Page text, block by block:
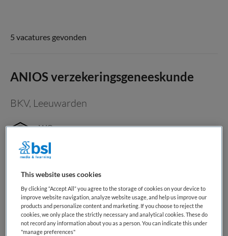
5 vacatures gevonden
ANIOS verzekeringsgeneeskunde
BKV, Leeuwarden
WO
Fulltime
Meer regie over je werkweek, tijd voor ontwikkeling en
werken met aandacht voor mens én werk als arts arbeid en
gezondheid. Jouw nieuwe baan Als arts arbeid en
gezondheid help je mensen stap voor stap terug richting
This website uses cookies
By clicking “Accept All” you agree to the storage of cookies on your device to
improve website navigation, analyze website usage, and help us improve our
products and personalize content and marketing. If you choose to reject the
cookies, we only place the strictly necessary and analytical cookies. These do
not record any information about you as a person. You can indicate this under
"manage preferences"